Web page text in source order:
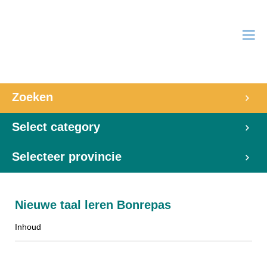
Zoeken
Select category
Selecteer provincie
Nieuwe taal leren Bonrepas
Inhoud